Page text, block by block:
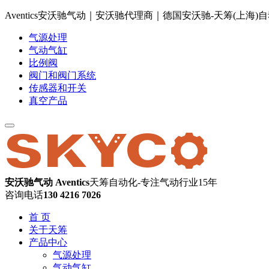
Aventics安沃驰气动｜安沃驰代理商｜德国安沃驰-天筹(上海)
气源处理
气动气缸
比例阀
阀门和阀门系统
传感器和开关
真空产品
安沃驰气动 Aventics天筹自动化-专注气动行业15年
咨询电话130 4216 7026
首 页
关于天筹
产品中心
气源处理